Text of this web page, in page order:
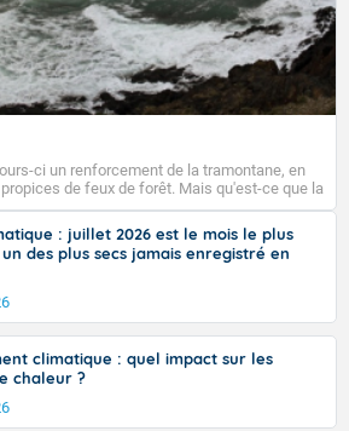
ci un renforcement de la tramontane, en
de feux de forêt. Mais qu'est-ce que la
ses caractéristiques ? La tramontane est un
secteur nord-ouest à nord, ou ouest à nord-
part du Roussillon à la vallée de l’Aude et à
de ce vent vient du latin trasmontanus,
en allusion aux régions montagneuses
: juillet 2026 est le mois le plus
des plus secs jamais enregistré en
climatique : quel impact sur les
chaleur ?